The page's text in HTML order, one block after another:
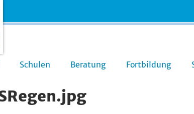
Inhalt
Schulen Beratung Fortbildung